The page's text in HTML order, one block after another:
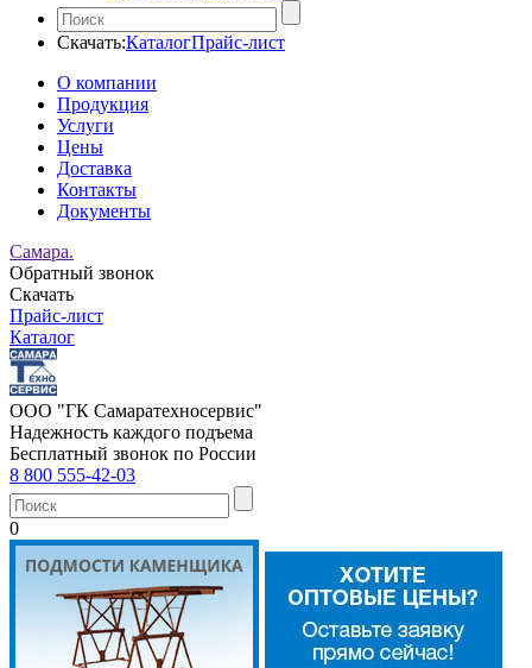
Скачать:КаталогПрайс-лист
О компании
Продукция
Услуги
Цены
Доставка
Контакты
Документы
Самара.
Обратный звонок
Скачать
Прайс-лист
Каталог
ООО "ГК Самаратехносервис"
Надежность каждого подъема
Бесплатный звонок по России
8 800 555-42-03
0